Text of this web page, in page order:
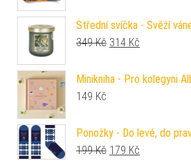
Střední svíčka - Svěží
349Kč Původní cena byla:
314 Kč
Minikniha - Pro kolegyni
149 Kč
Ponožky - Do levé, do
199Kč Původní cena byla:
179 Kč